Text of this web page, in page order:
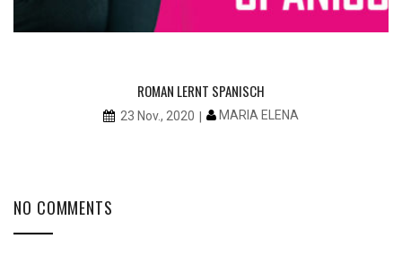
ROMAN LERNT SPANISCH
23 Nov., 2020 MARIA ELENA
NO COMMENTS